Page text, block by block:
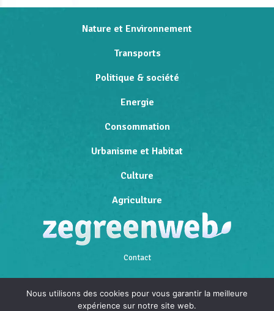
Nature et Environnement
Transports
Politique & société
Energie
Consommation
Urbanisme et Habitat
Culture
Agriculture
Contact
Mentions légales
Nous utilisons des cookies pour vous garantir la meilleure
expérience sur notre site web.